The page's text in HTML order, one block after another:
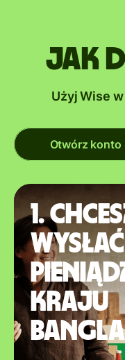
Jak
Użyj Wise
Otwórz konto
1.
wysłać
kraju